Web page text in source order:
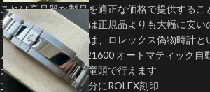
これは高品質な製品を適正な価格で提供するこ
販売されている価格は正規品よりも大幅に安い
そのため購入する際は、ロレックス偽物時計と
ムーブメント:Asian21600 オートマティック自
カレンダー早送りは竜頭で行えます
文字盤外周ケース部分にROLEX刻印